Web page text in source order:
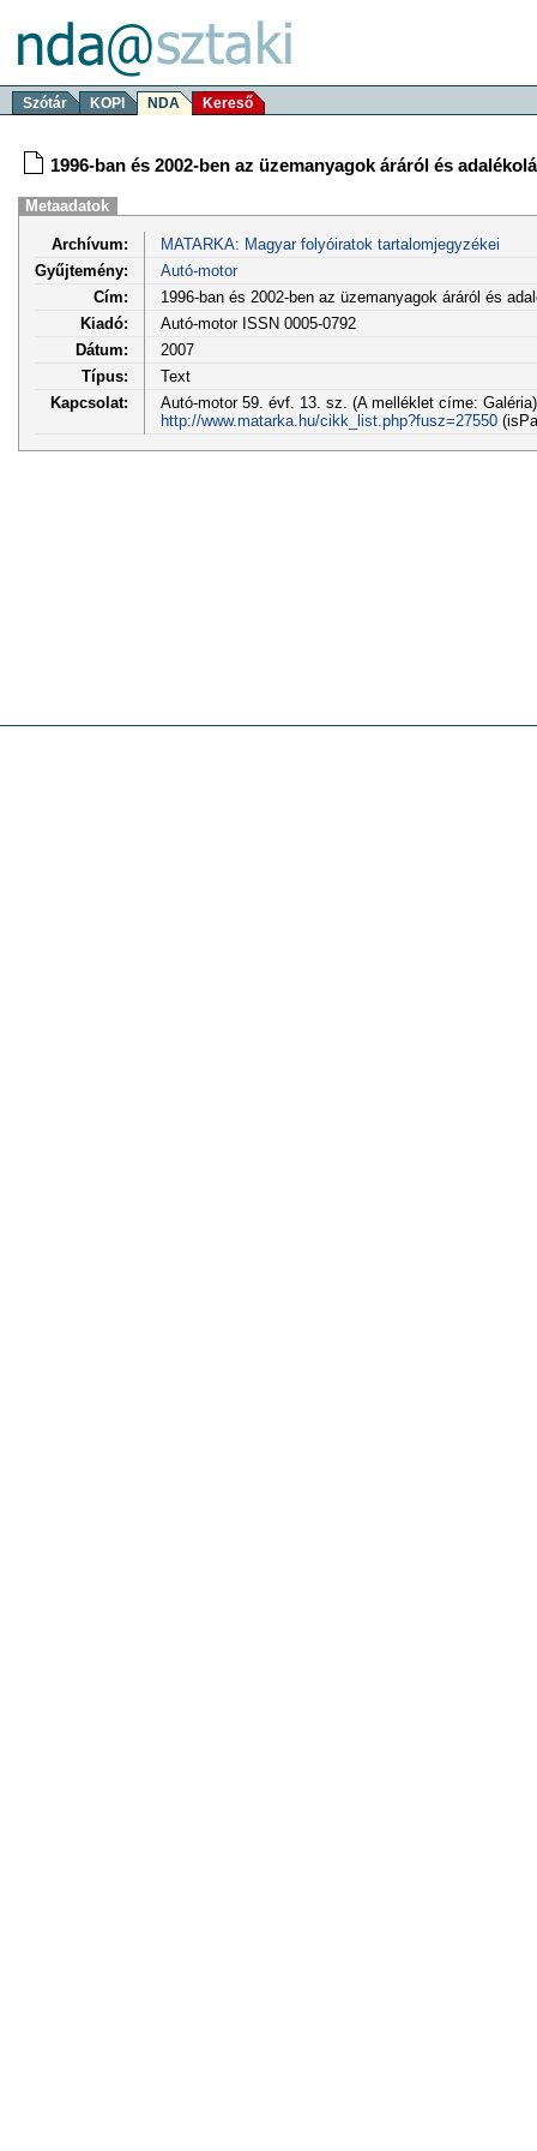
Szótár KOPI NDA Kereső
1996-ban és 2002-ben az üzemanyagok áráról és
Metaadatok
Archívum:
MATARKA: Magyar folyóiratok tartalomjegyzékei
Gyűjtemény:
Autó-motor
Cím:
1996-ban és 2002-ben az üzemanyagok áráról és
Kiadó:
Autó-motor ISSN 0005-0792
Dátum:
2007
Típus:
Text
Kapcsolat:
Autó-motor 59. évf. 13. sz. (A melléklet címe:
http://www.matarka.hu/cikk_list.php?fusz=27550